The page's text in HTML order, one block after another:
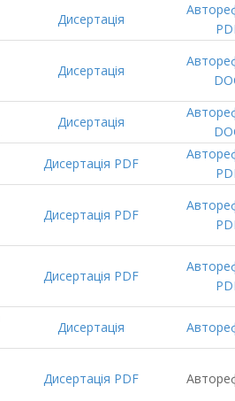
Дисертація
Дисертація
Дисертація
Дисертація PDF
Дисертація PDF
Дисертація PDF
Дисертація
Дисертація PDF